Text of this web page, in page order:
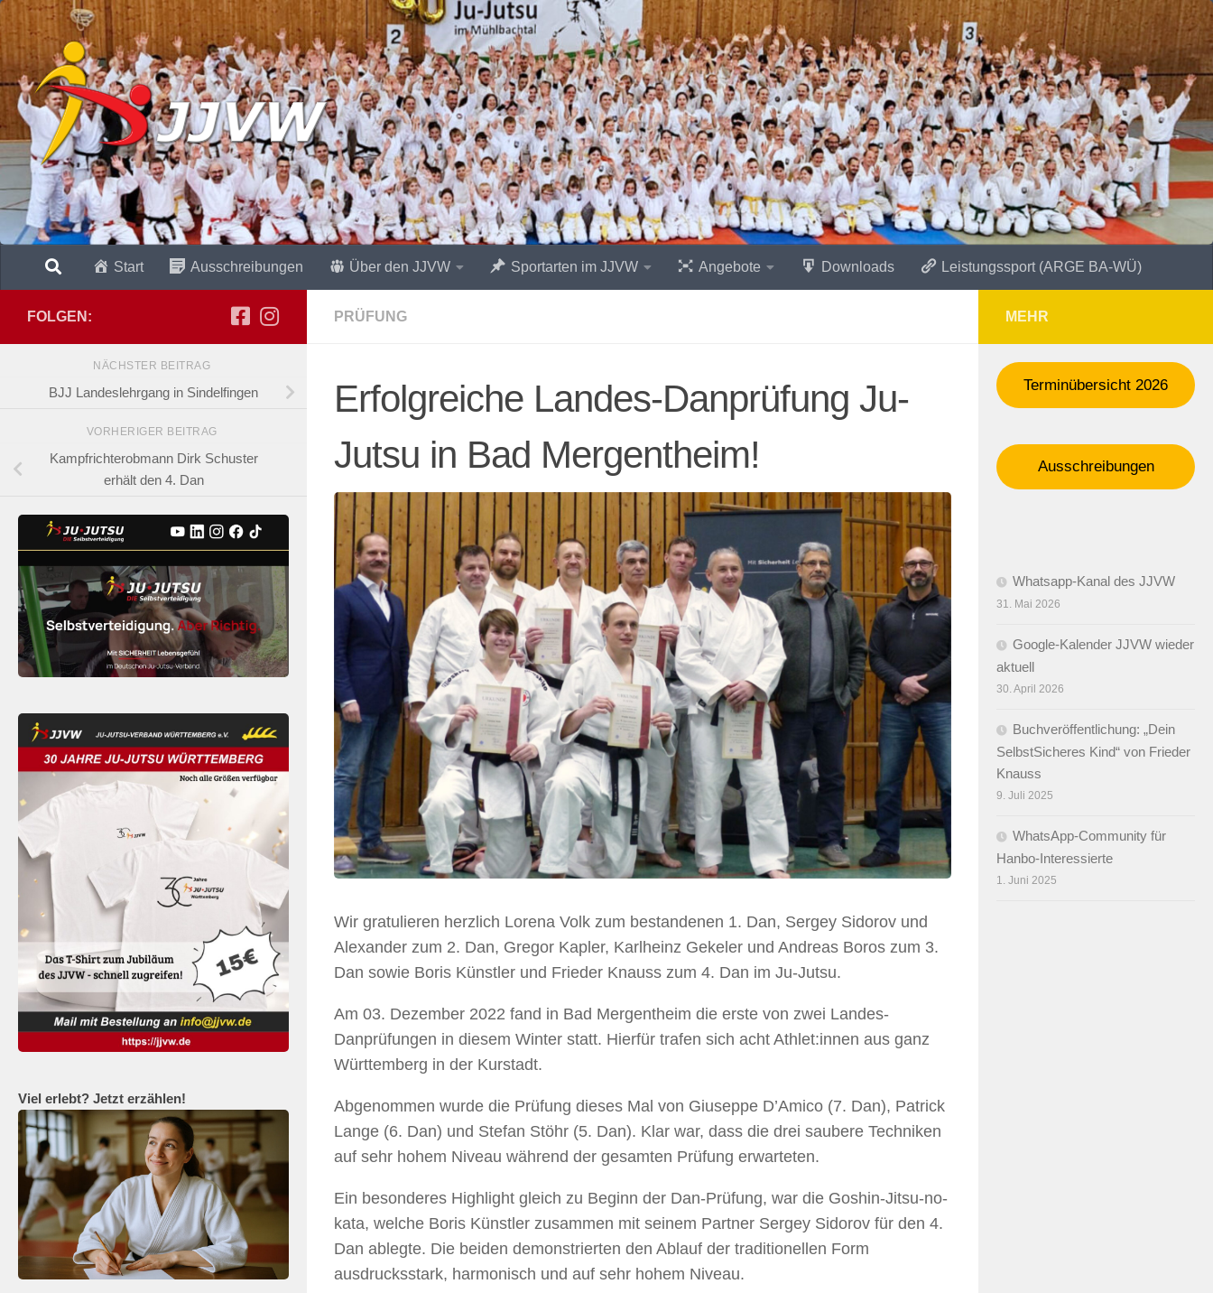
Zum Inhalt springen
Start Ausschreibungen Über den JJVW Sportarten im JJVW Angebote Downloads Leistungssport (ARGE BA-WÜ)
PRÜFUNG
Erfolgreiche Landes-Danprüfung Ju-
Jutsu in Bad Mergentheim!
Wir gratulieren herzlich Lorena Volk zum bestandenen 1. Dan, Sergey Sidorov und
Alexander zum 2. Dan, Gregor Kapler, Karlheinz Gekeler und Andreas Boros zum 3.
Dan sowie Boris Künstler und Frieder Knauss zum 4. Dan im Ju-Jutsu.
Am 03. Dezember 2022 fand in Bad Mergentheim die erste von zwei Landes-
Danprüfungen in diesem Winter statt. Hierfür trafen sich acht Athlet:innen aus ganz
Württemberg in der Kurstadt.
Abgenommen wurde die Prüfung dieses Mal von Giuseppe D’Amico (7. Dan), Patrick
Lange (6. Dan) und Stefan Stöhr (5. Dan). Klar war, dass die drei saubere Techniken
auf sehr hohem Niveau während der gesamten Prüfung erwarteten.
Ein besonderes Highlight gleich zu Beginn der Dan-Prüfung, war die Goshin-Jitsu-no-
kata, welche Boris Künstler zusammen mit seinem Partner Sergey Sidorov für den 4.
Dan ablegte. Die beiden demonstrierten den Ablauf der traditionellen Form
ausdrucksstark, harmonisch und auf sehr hohem Niveau.
FOLGEN:
NÄCHSTER BEITRAG
BJJ Landeslehrgang in Sindelfingen
VORHERIGER BEITRAG
Kampfrichterobmann Dirk Schuster
erhält den 4. Dan
Viel erlebt? Jetzt erzählen!
MEHR
Terminübersicht 2026
Ausschreibungen
Whatsapp-Kanal des JJVW
31. Mai 2026
Google-Kalender JJVW wieder
aktuell
30. April 2026
Buchveröffentlichung: „Dein
SelbstSicheres Kind“ von Frieder
Knauss
9. Juli 2025
WhatsApp-Community für
Hanbo-Interessierte
1. Juni 2025